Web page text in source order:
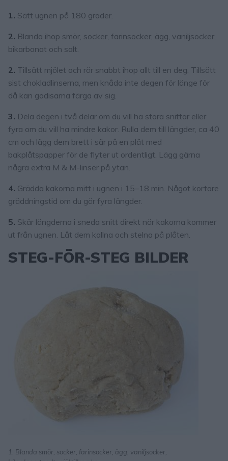
1. Sätt ugnen på 180 grader.
2. Blanda ihop smör, socker, farinsocker, ägg, vaniljsocker,
bikarbonat och salt.
2. Tillsätt mjölet och rör snabbt ihop allt till en deg. Tillsätt
sist chokladlinserna, men knåda inte degen för länge för
då kan godisarna färga av sig.
3. Dela degen i två delar om du vill ha stora snittar eller
fyra om du vill ha mindre kakor. Rulla dem till längder, ca 40
cm och lägg dem brett i sär på en plåt med
bakplåtspapper för de flyter ut ordentligt. Lägg gärna
några extra M & M-linser på ytan.
4. Grädda kakorna mitt i ugnen i 15–18 min. Något kortare
gräddningstid om du gör fyra längder.
5. Skär längderna i sneda snitt direkt när kakorna kommer
ut från ugnen. Låt dem kallna och stelna på plåten.
STEG-FÖR-STEG BILDER
1. Blanda smör, socker, farinsocker, ägg, vaniljsocker,